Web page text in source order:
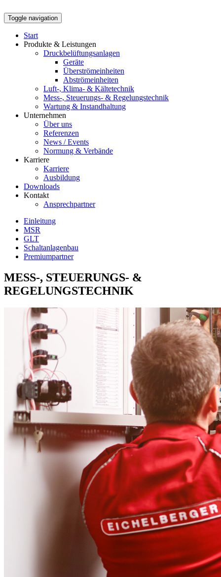
Toggle navigation
Start
Produkte & Leistungen
Druckbelüftungsanlagen
Geräte
Überströmeinheiten
Abströmeinheiten
Luft-, Klima- & Kältetechnik
Mess-, Steuerungs- & Regelungstechnik
Wartung & Instandhaltung
Unternehmen
Über uns
Referenzen
News / Events
Normung & Verbände
Karriere
Karriere
Ausbildung
Downloads
Kontakt
Ansprechpartner
Einleitung
MSR
GLT
Schaltanlagenbau
Premiumpartner
MESS-, STEUERUNGS- &
REGELUNGSTECHNIK